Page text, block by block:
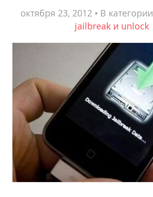
октября 23, 2012 • В категории
jailbreak и unlock